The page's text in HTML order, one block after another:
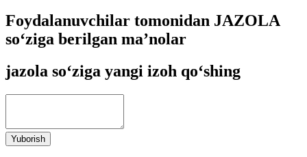
Foydalanuvchilar tomonidan JAZOLA
so‘ziga berilgan ma’nolar
jazola so‘ziga yangi izoh qo‘shing
Yuborish